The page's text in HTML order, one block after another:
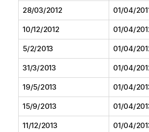
28/03/2012 01/04/
10/12/2012 01/04/
5/2/2013 01/04/
31/3/2013 01/04/
19/5/2013 01/04/
15/9/2013 01/04/
11/12/2013 01/04/